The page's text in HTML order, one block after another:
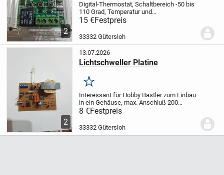
2
Digital-Thermostat, Schaltbereich -50 bis
110 Grad, Temperatur und
Messgenauigkeit 0,5%.Regelgenauigkeit
0,1 Grad, Stromversorgung 12 V, Schalt
ausgang 250V/10A,14V/20A, im schönen
15 €Festpreis
33332 Gütersloh
2
13.07.2026
Lichtschweller Platine
Merken
Interessant für Hobby Bastler zum Einbau
in ein Gehäuse, max. Anschluß 200
Watt,die Platine lässt die Lampe
automatisch auf und abschwellen,die
Geschwindigkeit ist regelbar, ideal für den
8 €Festpreis
33332 Gütersloh